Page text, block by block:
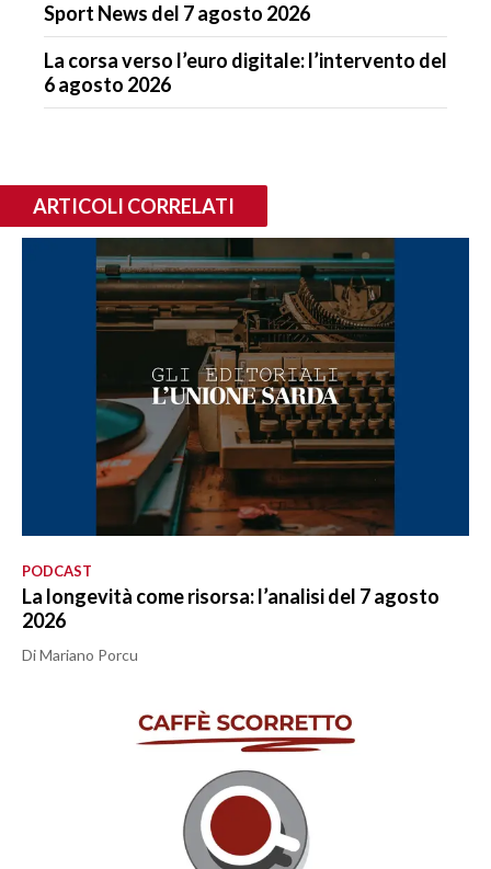
Sport News del 7 agosto 2026
La corsa verso l’euro digitale: l’intervento del
6 agosto 2026
ARTICOLI CORRELATI
PODCAST
La longevità come risorsa: l’analisi del 7 agosto
2026
Di Mariano Porcu